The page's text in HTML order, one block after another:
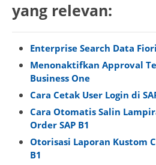
yang relevan:
Enterprise Search Data
Menonaktifkan Approval
Business One
Cara Cetak User Login di
Cara Otomatis Salin
Order SAP B1
Otorisasi Laporan Kustom
B1